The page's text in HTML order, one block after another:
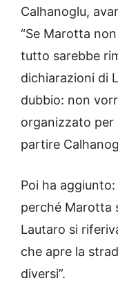
Calhanoglu,
“Se Marotta
tutto sarebbe
dichiarazioni di
dubbio: non
organizzato per
partire
Poi ha
perché Marotta
Lautaro si
che apre la
diversi”.